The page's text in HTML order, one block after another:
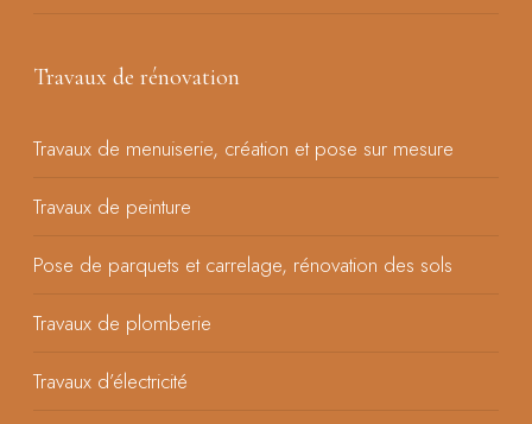
Travaux de rénovation
Travaux de menuiserie, création et pose sur mesure
Travaux de peinture
Pose de parquets et carrelage, rénovation des sols
Travaux de plomberie
Travaux d’électricité